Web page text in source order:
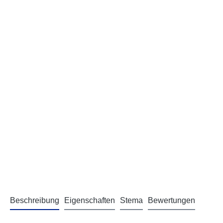
Beschreibung Eigenschaften Stema Bewertungen